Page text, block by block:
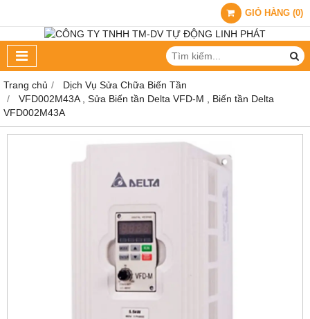
GIỎ HÀNG (0)
Trang chủ
Dịch Vụ Sửa Chữa Biến Tần
VFD002M43A , Sửa Biến tần Delta VFD-M , Biến tần Delta
VFD002M43A